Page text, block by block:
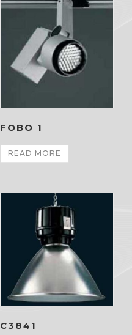
FOBO 1
READ MORE
C3841